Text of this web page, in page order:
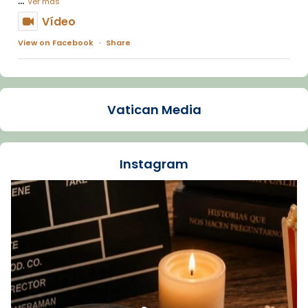
Vídeo
View on Facebook · Share
Arquebisbat de Barcelona
La Carmina va patir depressió. Fa gairebé
dos mesos, a l'Estadi Lluís Companys, la
Recupera l'entrevista comp
Vatican
tican News 👇
www.vaticannews.va/es/iglesia/news/2026-
07/carmina-historia-depresion-papa-viaje-
espana-testimoni...
Foto
Vatican Media
Instagram